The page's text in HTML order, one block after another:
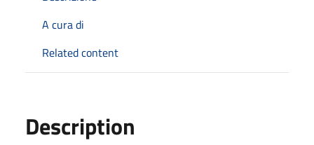
A cura di
Related content
Description